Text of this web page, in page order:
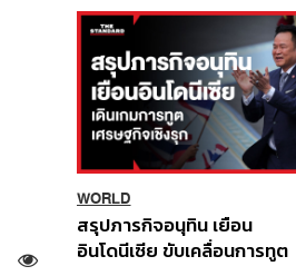
WORLD
สรุปภารกิจอนุทิน เยือน
อินโดนีเซีย ขับเคลื่อนการทูต